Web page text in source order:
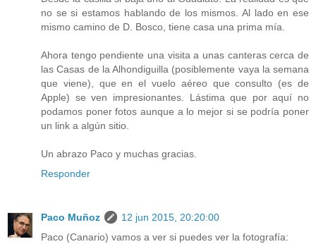
no se si estamos hablando de los mismos. Al lado en ese
mismo camino de D. Bosco, tiene casa una prima mía.
Ahora tengo pendiente una visita a unas canteras cerca de
las Casas de la Alhondiguilla (posiblemente vaya la semana
que viene), que en el vuelo aéreo que consulto (es de
Apple) se ven impresionantes. Lástima que por aquí no
podamos poner fotos aunque a lo mejor si se podría poner
un link a algún sitio.
Un abrazo Paco y muchas gracias.
Responder
Paco Muñoz
12 jun 2015, 20:20:00
Paco (Canario) vamos a ver si puedes ver la fotografía: